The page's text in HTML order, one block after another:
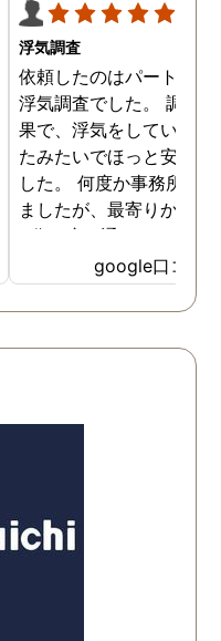
浮気調査
依頼したのはパートナー
浮気調査でした。 調査
果で、浮気をしていなか
たみたいでほっと安心し
した。 何度か事務所に
ましたが、最寄りから徒
3分程度で通いやすかっ
google口コミ